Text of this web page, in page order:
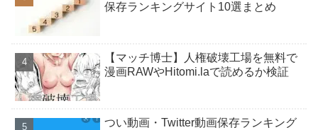
保存ランキングサイト10選まとめ
【マッチ博士】人権破壊工場を無料で
漫画RAWやHitomi.laで読めるか検証
つい動画・Twitter動画保存ランキング